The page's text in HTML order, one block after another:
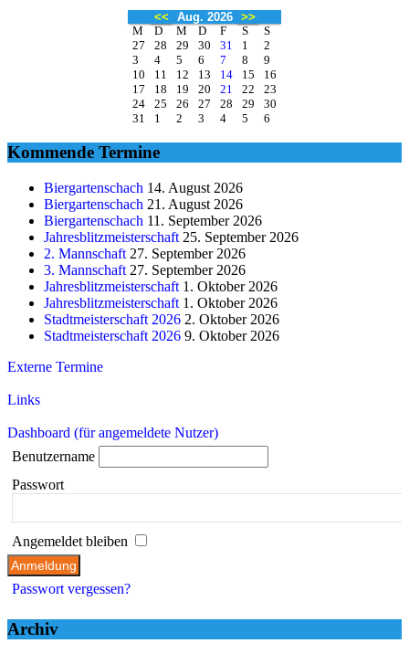
<< Aug. 2026 >>
M
D M D F S
S
27
28 29 30 31 1
2
3
4 5 6 7 8
9
10
11 12 13 14 15
16
17
18 19 20 21 22
23
24
25 26 27 28 29
30
31
1 2 3 4 5 6
Kommende Termine
Biergartenschach 14. August 2026
Biergartenschach 21. August 2026
Biergartenschach 11. September 2026
Jahresblitzmeisterschaft 25. September 2026
2. Mannschaft 27. September 2026
3. Mannschaft 27. September 2026
Jahresblitzmeisterschaft 1. Oktober 2026
Jahresblitzmeisterschaft 1. Oktober 2026
Stadtmeisterschaft 2026 2. Oktober 2026
Stadtmeisterschaft 2026 9. Oktober 2026
Externe Termine
Links
Dashboard (für angemeldete Nutzer)
Benutzername
Passwort
Angemeldet bleiben
Passwort vergessen?
Archiv